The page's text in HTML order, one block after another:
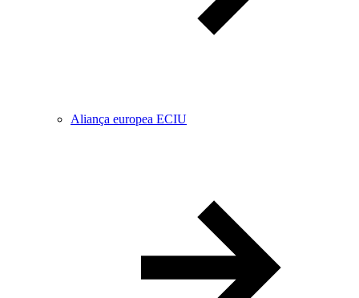
Aliança europea ECIU